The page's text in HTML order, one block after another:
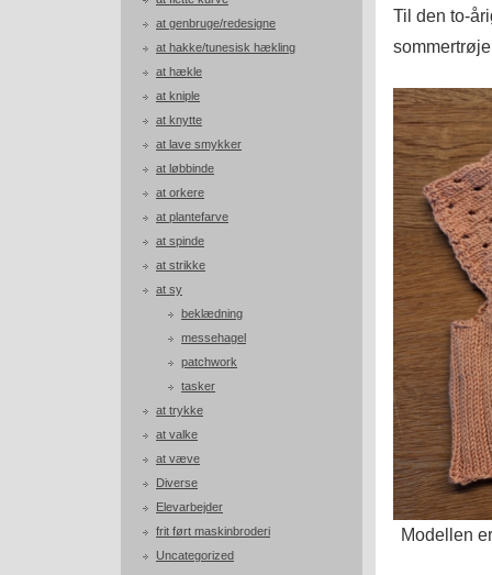
at genbruge/redesigne
at hakke/tunesisk hækling
at hækle
at kniple
at knytte
at lave smykker
at løbbinde
at orkere
at plantefarve
at spinde
at strikke
at sy
beklædning
messehagel
patchwork
tasker
at trykke
at valke
at væve
Diverse
Elevarbejder
frit ført maskinbroderi
Uncategorized
Til den to-
Modellen